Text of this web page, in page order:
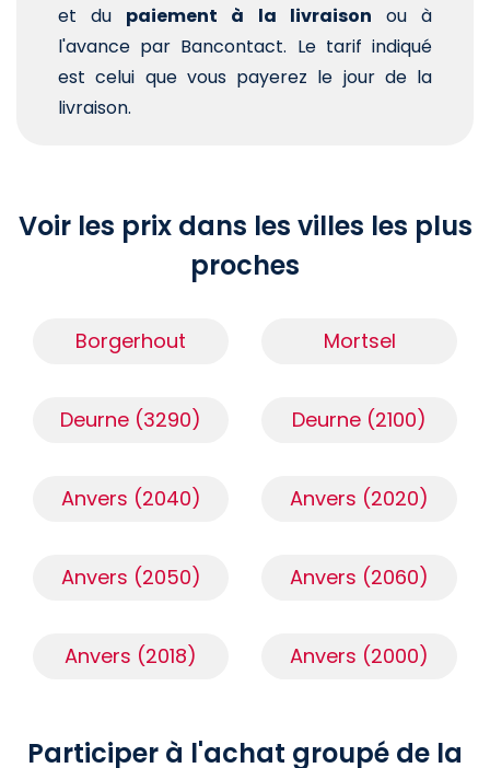
et du paiement à la livraison ou à
l'avance par Bancontact. Le tarif indiqué
est celui que vous payerez le jour de la
livraison.
Voir les prix dans les villes les plus
proches
Borgerhout Mortsel
Deurne (3290) Deurne (2100)
Anvers (2040) Anvers (2020)
Anvers (2050) Anvers (2060)
Anvers (2018) Anvers (2000)
Participer à l'achat groupé de la